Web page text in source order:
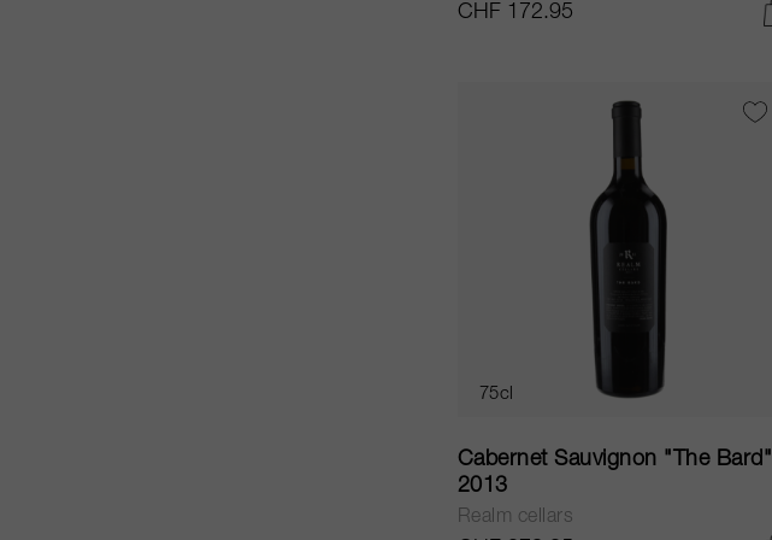
CHF 172.95
75cl
Cabernet Sauvignon "The Bard"
2013
Realm cellars